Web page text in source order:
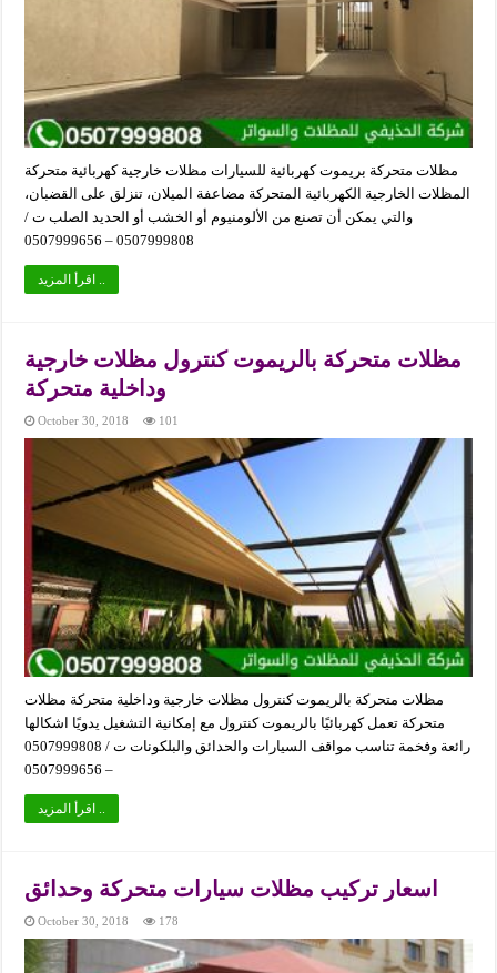
مظلات متحركة بريموت كهربائية للسيارات مظلات خارجية كهربائية متحركة
المظلات الخارجية الكهربائية المتحركة مضاعفة الميلان، تنزلق على القضبان،
والتي يمكن أن تصنع من الألومنيوم أو الخشب أو الحديد الصلب ت /
0507999808 – 0507999656
اقرأ المزيد ..
مظلات متحركة بالريموت كنترول مظلات خارجية
وداخلية متحركة
October 30, 2018 101
مظلات متحركة بالريموت كنترول مظلات خارجية وداخلية متحركة مظلات
متحركة تعمل كهربائيًا بالريموت كنترول مع إمكانية التشغيل يدويًا اشكالها
رائعة وفخمة تناسب مواقف السيارات والحدائق والبلكونات ت / 0507999808
– 0507999656
اقرأ المزيد ..
اسعار تركيب مظلات سيارات متحركة وحدائق
October 30, 2018 178